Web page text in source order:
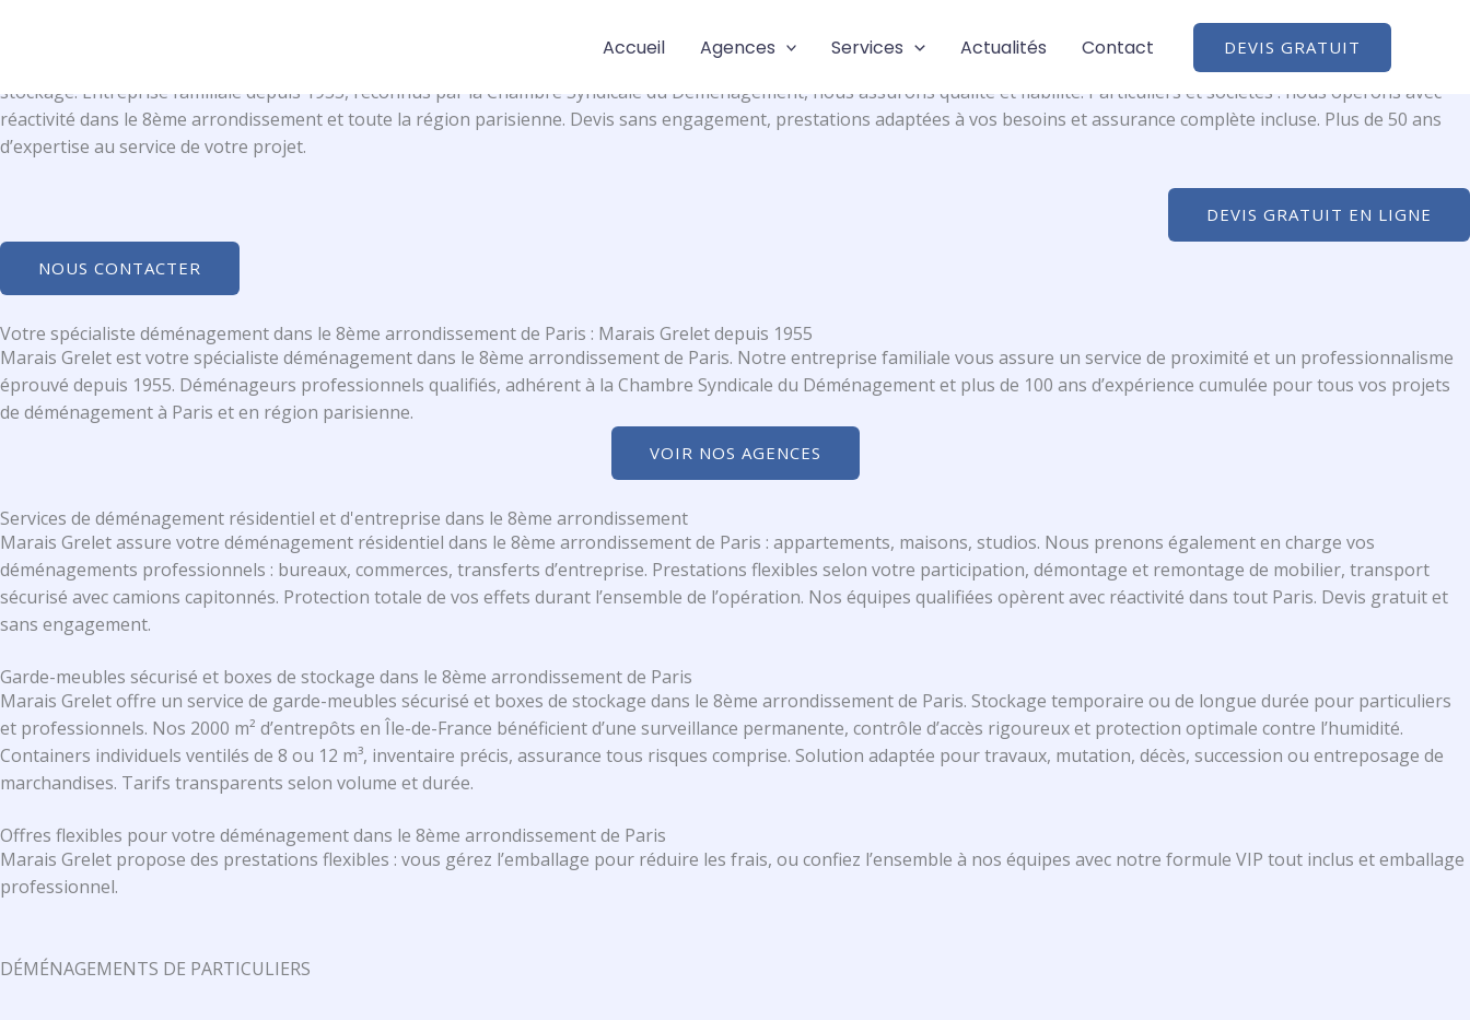
Accueil Agences Services Actualités Contact DEVIS GRATUIT
Déménageur Agréé Paris 8ème arrondissement : Marais Grelet, Expert Local
Vous organisez un déménagement dans le 8ème arrondissement de Paris ? Marais Grelet prend en charge vos déménagements résidentiels, professionnels et vos solutions de
stockage. Entreprise familiale depuis 1955, reconnus par la Chambre Syndicale du Déménagement, nous assurons qualité et fiabilité. Particuliers et sociétés : nous opérons avec
réactivité dans le 8ème arrondissement et toute la région parisienne. Devis sans engagement, prestations adaptées à vos besoins et assurance complète incluse. Plus de 50 ans
d’expertise au service de votre projet.
DEVIS GRATUIT EN LIGNE
NOUS CONTACTER
Votre spécialiste déménagement dans le 8ème arrondissement de Paris : Marais Grelet depuis 1955
Marais Grelet est votre spécialiste déménagement dans le 8ème arrondissement de Paris. Notre entreprise familiale vous assure un service de proximité et un professionnalisme
éprouvé depuis 1955. Déménageurs professionnels qualifiés, adhérent à la Chambre Syndicale du Déménagement et plus de 100 ans d’expérience cumulée pour tous vos projets
de déménagement à Paris et en région parisienne.
VOIR NOS AGENCES
Services de déménagement résidentiel et d'entreprise dans le 8ème arrondissement
Marais Grelet assure votre déménagement résidentiel dans le 8ème arrondissement de Paris : appartements, maisons, studios. Nous prenons également en charge vos
déménagements professionnels : bureaux, commerces, transferts d’entreprise. Prestations flexibles selon votre participation, démontage et remontage de mobilier, transport
sécurisé avec camions capitonnés. Protection totale de vos effets durant l’ensemble de l’opération. Nos équipes qualifiées opèrent avec réactivité dans tout Paris. Devis gratuit et
sans engagement.
Garde-meubles sécurisé et boxes de stockage dans le 8ème arrondissement de Paris
Marais Grelet offre un service de garde-meubles sécurisé et boxes de stockage dans le 8ème arrondissement de Paris. Stockage temporaire ou de longue durée pour particuliers
et professionnels. Nos 2000 m² d’entrepôts en Île-de-France bénéficient d’une surveillance permanente, contrôle d’accès rigoureux et protection optimale contre l’humidité.
Containers individuels ventilés de 8 ou 12 m³, inventaire précis, assurance tous risques comprise. Solution adaptée pour travaux, mutation, décès, succession ou entreposage de
marchandises. Tarifs transparents selon volume et durée.
Offres flexibles pour votre déménagement dans le 8ème arrondissement de Paris
Marais Grelet propose des prestations flexibles : vous gérez l’emballage pour réduire les frais, ou confiez l’ensemble à nos équipes avec notre formule VIP tout inclus et emballage
professionnel.
DÉMÉNAGEMENTS DE PARTICULIERS